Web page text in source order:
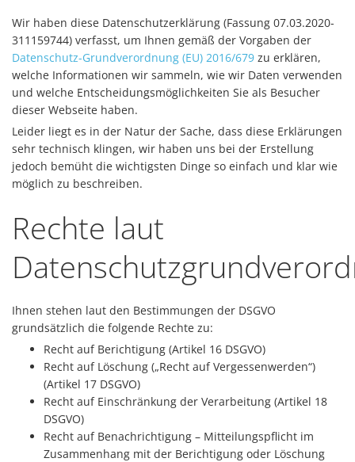
Wir haben diese Datenschutzerklärung (Fassung 07.03.2020-
311159744) verfasst, um Ihnen gemäß der Vorgaben der
Datenschutz-Grundverordnung (EU) 2016/679 zu erklären,
welche Informationen wir sammeln, wie wir Daten verwenden
und welche Entscheidungsmöglichkeiten Sie als Besucher
dieser Webseite haben.
Leider liegt es in der Natur der Sache, dass diese Erklärungen
sehr technisch klingen, wir haben uns bei der Erstellung
jedoch bemüht die wichtigsten Dinge so einfach und klar wie
möglich zu beschreiben.
Rechte laut
Ihnen stehen laut den Bestimmungen der DSGVO
grundsätzlich die folgende Rechte zu:
Recht auf Berichtigung (Artikel 16 DSGVO)
Recht auf Löschung („Recht auf Vergessenwerden“)
(Artikel 17 DSGVO)
Recht auf Einschränkung der Verarbeitung (Artikel 18
DSGVO)
Recht auf Benachrichtigung – Mitteilungspflicht im
Zusammenhang mit der Berichtigung oder Löschung